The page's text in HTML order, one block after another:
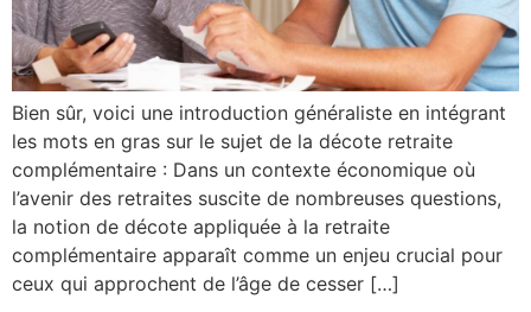
Bien sûr, voici une introduction généraliste en intégrant
les mots en gras sur le sujet de la décote retraite
complémentaire : Dans un contexte économique où
l’avenir des retraites suscite de nombreuses questions,
la notion de décote appliquée à la retraite
complémentaire apparaît comme un enjeu crucial pour
ceux qui approchent de l’âge de cesser […]